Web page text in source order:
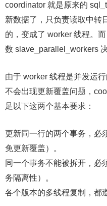
coordinator 就是原来的
新数据了，只负责读取中转
的，变成了 worker 线程。
数 slave_parallel_workers 决
由于 worker 线程是并发运
不会出现更新覆盖问题，
足以下这两个基本要求：
更新同一行的两个事务，必
免更新覆盖）。
同一个事务不能被拆开，必
务隔离性）。
各个版本的多线程复制，都